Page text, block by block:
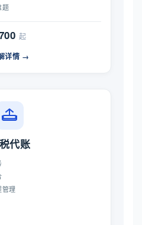
题
起
详情 →
代账
管理